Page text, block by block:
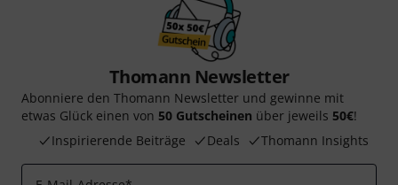
Thomann Newsletter
Abonniere den Thomann Newsletter und gewinne mit
etwas Glück einen von 50 Gutscheinen über jeweils 50€!
Inspirierende Beiträge
Deals Thomann Insights